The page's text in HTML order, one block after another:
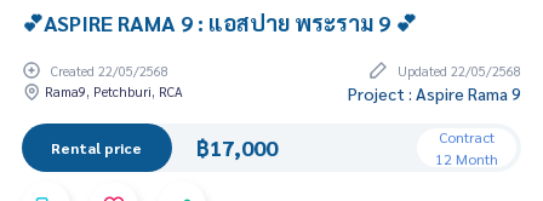
💕ASPIRE RAMA 9 : แอสปาย พระราม 9 💕
Created 22/05/2568
Updated 22/05/2568
Rama9, Petchburi, RCA
Project : Aspire Rama 9
Rental price ฿17,000
Contract
12 Month